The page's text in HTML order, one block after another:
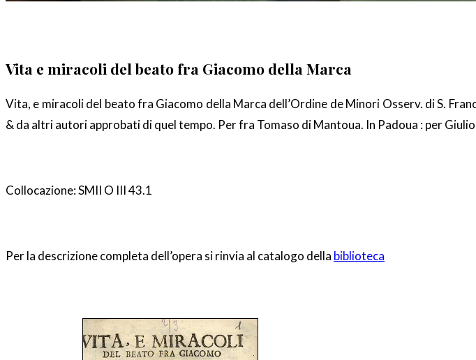
Vita e miracoli del beato fra Giacomo della Marca
Vita, e miracoli del beato fra Giacomo della Marca dell’Ordine de Minori Osserv. di S.
& da altri autori approbati di quel tempo. Per fra Tomaso di Mantoua. In Padoua : per
Collocazione: SMII O III 43.1
Per la descrizione completa dell’opera si rinvia al catalogo della biblioteca